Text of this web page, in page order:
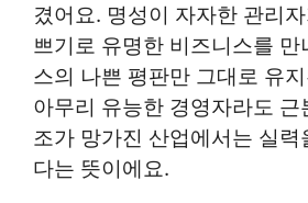
겼어요. 명성이 자자한 관리
쁘기로 유명한 비즈니스를 만
스의 나쁜 평판만 그대로 유
아무리 유능한 경영자라도 근
조가 망가진 산업에서는 실력
다는 뜻이에요.